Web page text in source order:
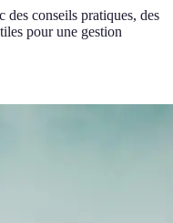
des conseils pratiques, des
pour une gestion